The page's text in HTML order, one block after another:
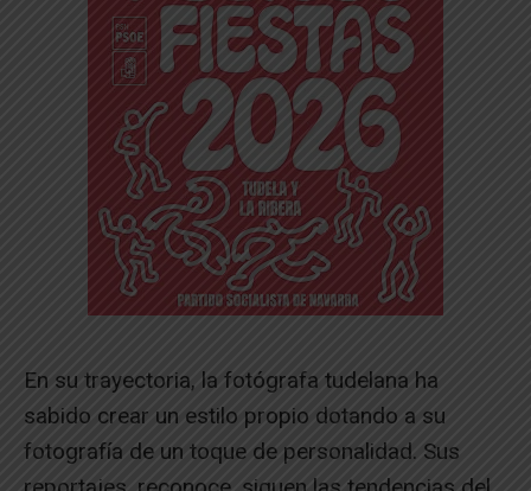
En su trayectoria, la fotógrafa tudelana ha
sabido crear un estilo propio dotando a su
fotografía de un toque de personalidad. Sus